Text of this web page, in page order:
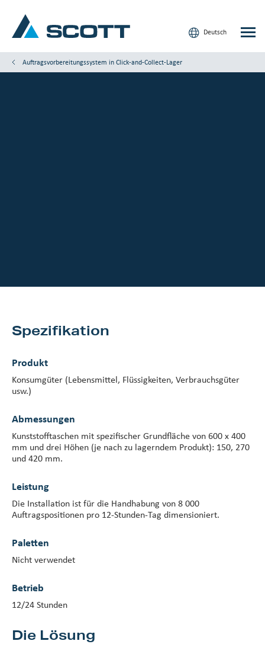
Deutsch
Investorenzentrum
Karriere
Nachrichten und Veranstaltungen
Auftragsvorbereitungssystem in Click-and-Collect-Lager
Spezifikation
Produkt
Konsumgüter (Lebensmittel, Flüssigkeiten, Verbrauchsgüter
usw.)
Abmessungen
Kunststofftaschen mit spezifischer Grundfläche von 600 x 400
mm und drei Höhen (je nach zu lagerndem Produkt): 150, 270
und 420 mm.
Leistung
Die Installation ist für die Handhabung von 8 000
Auftragspositionen pro 12-Stunden-Tag dimensioniert.
Paletten
Nicht verwendet
Betrieb
12/24 Stunden
Die Lösung